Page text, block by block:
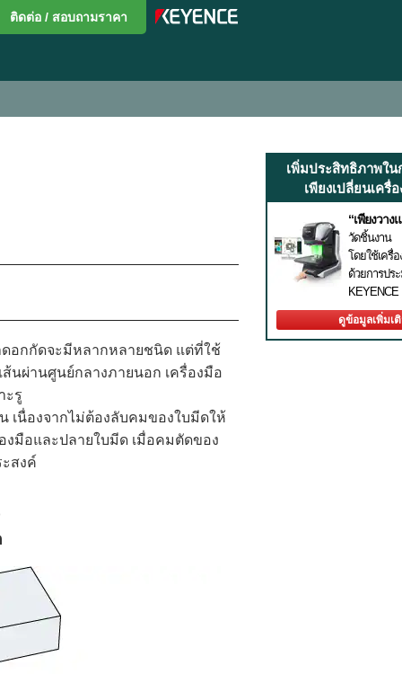
ติดต่อ / สอบถามราคา
อกกัดจะมีหลากหลายชนิด แต่ที่ใช้
นผ่านศูนย์กลางภายนอก เครื่องมือ
ะรู
เนื่องจากไม่ต้องลับคมของใบมีดให้
งมือและปลายใบมีด เมื่อคมตัดของ
สงค์
เพิ่มประสิทธิภาพใน
เพียงเปลี่ยนเครื่
“เพียงวาง
วัดชิ้นงาน
โดยใช้เครื่
ด้วยการปร
KEYENCE
ดูข้อมูลเพิ่มเ